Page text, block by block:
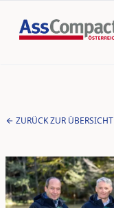
ZURÜCK ZUR ÜBERSICHT